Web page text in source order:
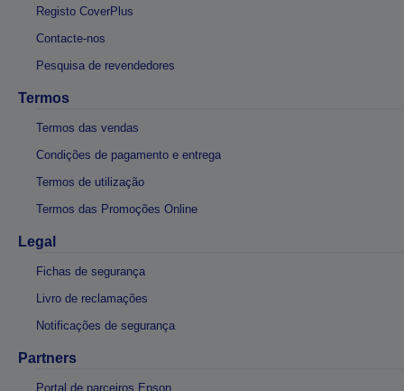
Registo CoverPlus
Contacte-nos
Pesquisa de revendedores
Termos
Termos das vendas
Condições de pagamento e entrega
Termos de utilização
Termos das Promoções Online
Legal
Fichas de segurança
Livro de reclamações
Notificações de segurança
Partners
Portal de parceiros Epson